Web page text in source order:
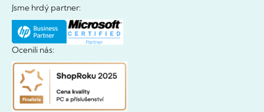
Jsme hrdý partner:
Ocenili nás: